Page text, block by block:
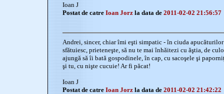
Ioan J
Postat de catre Ioan Jorz la data de 2011-02-02 21:56:57
Andrei, sincer, chiar îmi eşti simpatic - în ciuda
sfătuiesc, prieteneşte, să nu te mai înhăitezi cu ăştia, de
ajungă să îi bată gospodinele, în cap, cu sacoşele şi
şi tu, cu nişte cucuie! Ar fi păcat!
Ioan J
Postat de catre Ioan Jorz la data de 2011-02-02 21:42:22